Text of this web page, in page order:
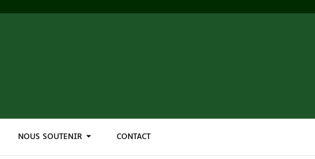
NOUS SOUTENIR CONTACT